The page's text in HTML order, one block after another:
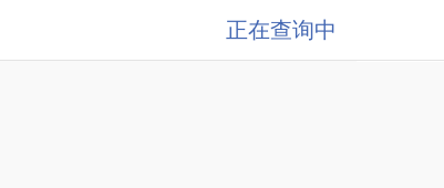
正在查询中